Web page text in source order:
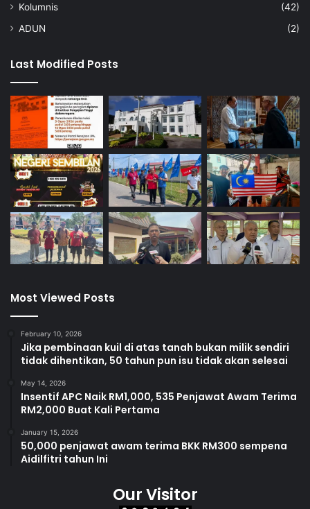
Kolumnis
(42)
ADUN
(2)
Last Modified Posts
Most Viewed Posts
February 10, 2026
Jika pembinaan kuil di atas tanah bukan milik sendiri
tidak dihentikan, 50 tahun pun isu tidak akan selesai
May 14, 2026
Insentif APC Naik RM1,000, 535 Penjawat Awam Terima
RM2,000 Buat Kali Pertama
January 15, 2026
50,000 penjawat awam terima BKK RM300 sempena
Aidilfitri tahun Ini
Our Visitor